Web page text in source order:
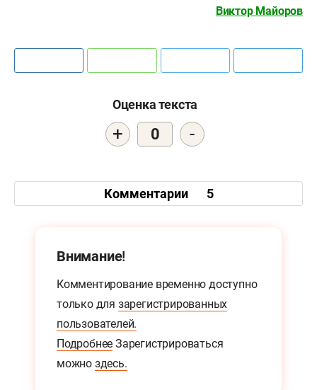
Виктор Майоров
Оценка текста
+ 0 -
Комментарии 5
Внимание!
Комментирование временно доступно
только для зарегистрированных
пользователей.
Подробнее Зарегистрироваться
можно здесь.